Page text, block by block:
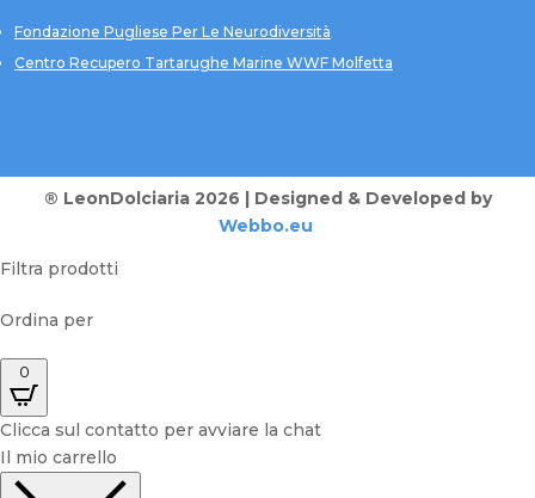
Fondazione Pugliese Per Le Neurodiversità
Centro Recupero Tartarughe Marine WWF Molfetta
® LeonDolciaria 2026 | Designed & Developed by
Webbo.eu
Filtra prodotti
Ordina per
0
Clicca sul contatto per avviare la chat
Il mio carrello